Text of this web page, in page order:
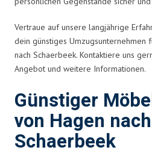
Vertraue auf unsere langjährige
dein günstiges Umzugsunternehmen
nach Schaerbeek. Kontaktiere uns
Angebot und weitere Informationen.
Günstiger
von Hagen nach
Schaerbeek